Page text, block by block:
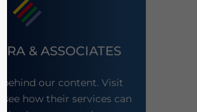
& ASSOCIATES
behind our content. Visit
how their services can